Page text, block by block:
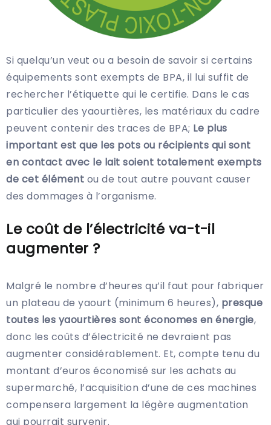
Si quelqu’un veut ou a besoin de savoir si certains
équipements sont exempts de BPA, il lui suffit de
rechercher l’étiquette qui le certifie. Dans le cas
particulier des yaourtières, les matériaux du cadre
peuvent contenir des traces de BPA; Le plus
important est que les pots ou récipients qui sont
en contact avec le lait soient totalement exempts
de cet élément ou de tout autre pouvant causer
des dommages à l’organisme.
Le coût de l’électricité va-t-il
augmenter ?
Malgré le nombre d’heures qu’il faut pour fabriquer
un plateau de yaourt (minimum 6 heures), presque
toutes les yaourtières sont économes en énergie,
donc les coûts d’électricité ne devraient pas
augmenter considérablement. Et, compte tenu du
montant d’euros économisé sur les achats au
supermarché, l’acquisition d’une de ces machines
compensera largement la légère augmentation
qui pourrait survenir.